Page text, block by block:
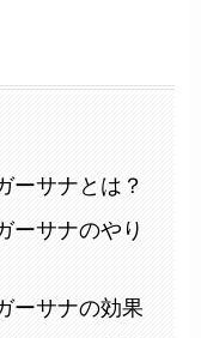
ーサナとは？
ーサナのやり
ーサナの効果